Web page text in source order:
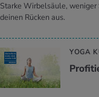
Starke Wirbelsäule, weniger
deinen Rücken aus.
YOGA